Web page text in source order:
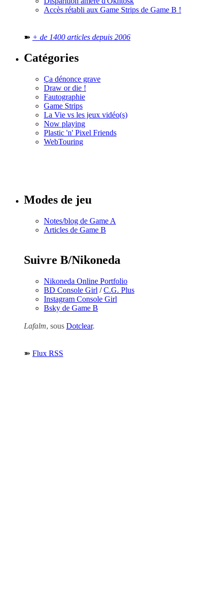
Accès rétabli aux Game Strips de Game B !
➽ + de 1400 articles depuis 2006
Catégories
Ça dénonce grave
Draw or die !
Fautographie
Game Strips
La Vie vs les jeux vidéo(s)
Now playing
Plastic 'n' Pixel Friends
WebTouring
Modes de jeu
Notes/blog de Game A
Articles de Game B
Suivre B/Nikoneda
Nikoneda Online Portfolio
BD Console Girl /C.G. Plus
Instagram Console Girl
Bsky de Game B
Lafalm, sous Dotclear.
➽ Flux RSS